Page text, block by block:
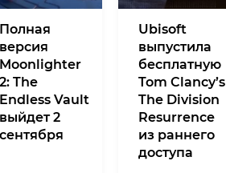
Полная
версия
Moonlighter
2: The
Endless Vault
выйдет 2
сентября
Ubisoft
выпустила
бесплатную
Tom Clancy’s
The Division
Resurrence
из раннего
доступа